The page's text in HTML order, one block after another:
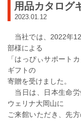
用品カタログ
2023.01.12
当社では、2022年
部様による
「はっぴぃサポート
ギフトの
寄贈を受けました。
当日は、日本生命労
ウェリナ大岡山に
ご来館いただき、先